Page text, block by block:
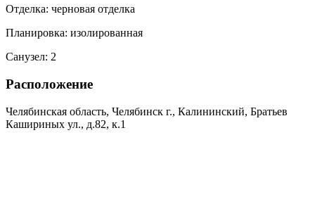
Отделка: черновая отделка
Планировка: изолированная
Санузел: 2
Расположение
Челябинская область, Челябинск г., Калининский, Братьев
Кашириных ул., д.82, к.1